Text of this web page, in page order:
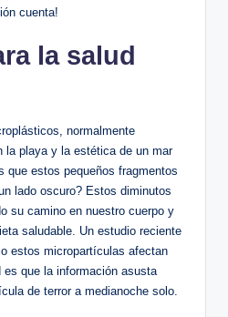
cuenta!
la salud
normalmente
la playa y la estética de un mar
que estos pequeños fragmentos
lado oscuro? Estos diminutos
su camino en nuestro cuerpo y
saludable. Un estudio reciente
estos micropartículas afectan
que la información asusta
de terror a medianoche solo.